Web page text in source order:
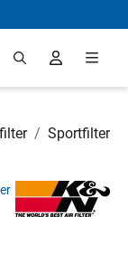
/ Sportfilter